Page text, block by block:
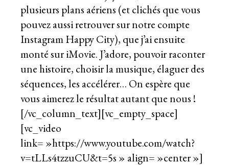
plusieurs plans aériens (et clichés que vous
pouvez aussi retrouver surnotre compte
Instagram Happy City), que j’ai ensuite
monté sur iMovie. J’adore, pouvoir raconter
une histoire, choisir la musique, élaguer des
séquences, les accélérer… On espère que
vous aimerez le résultat autant que nous !
[/vc_column_text][vc_empty_space]
[vc_video
link= »https://www.youtube.com/watch?
v=tLLs4tzzuCU&t=5s » align= »center »]